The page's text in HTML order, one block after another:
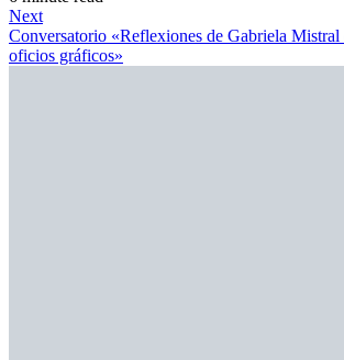
Next
Conversatorio «Reflexiones de Gabriela Mistral
oficios gráficos»